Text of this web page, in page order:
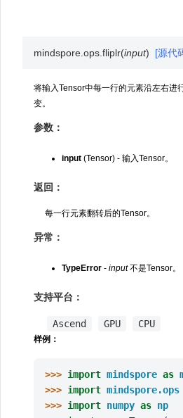
mindspore.ops.fliplr(input) [源代
将输入Tensor中每一行的元素沿左右进
变。
参数：
input (Tensor) - 输入Tensor。
返回：
每一行元素翻转后的Tensor。
异常：
TypeError - input不是Tensor。
支持平台：
Ascend GPU CPU
样例：
>>> import mindspore as
>>> import mindspore.ops
>>> import numpy as np